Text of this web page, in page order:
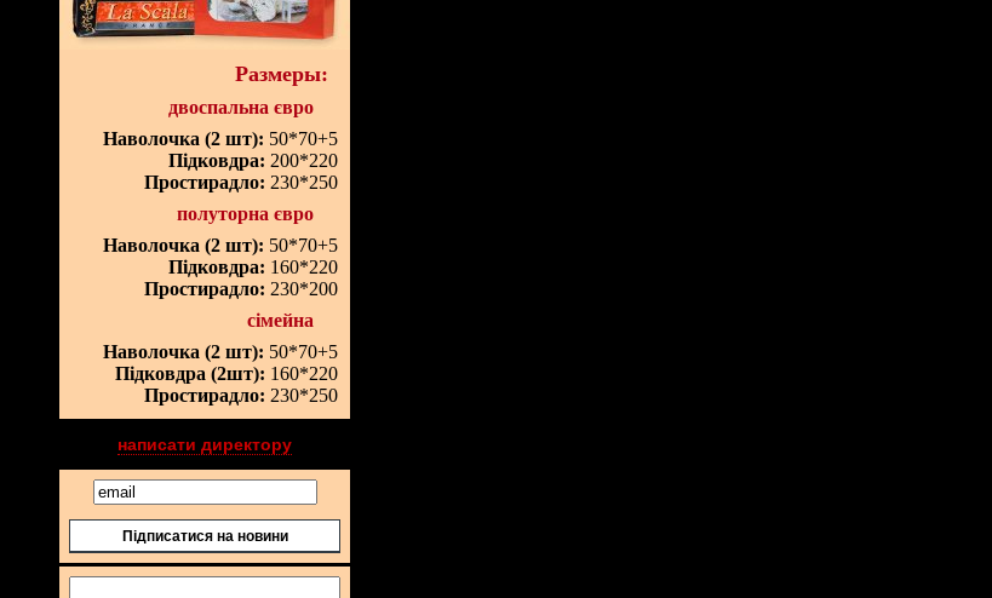
Размеры:
двоспальна євро
Наволочка (2 шт): 50*70+5
Підковдра: 200*220
Простирадло: 230*250
полуторна євро
Наволочка (2 шт): 50*70+5
Підковдра: 160*220
Простирадло: 230*200
сімейна
Наволочка (2 шт): 50*70+5
Підковдра (2шт): 160*220
Простирадло: 230*250
написати директору
Підписатися на новини